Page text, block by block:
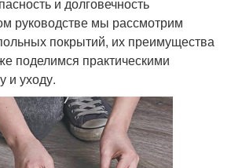
и долговечность
руководстве мы рассмотрим
покрытий, их преимущества
поделимся практическими
и уходу.